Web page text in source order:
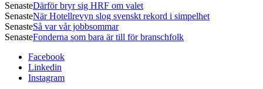
SenasteDärför bryr sig HRF om valet
SenasteNär Hotellrevyn slog svenskt rekord i simpelhet
SenasteSå var vår jobbsommar
SenasteFonderna som bara är till för branschfolk
Facebook
Linkedin
Instagram